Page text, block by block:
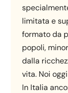
limitata e
formato da
popoli,
dalla
vita. Noi
In Italia